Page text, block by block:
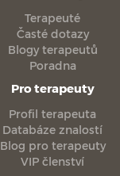
Terapeuté
Časté dotazy
Blogy terapeutů
Poradna
Pro terapeuty
Profil terapeuta
Databáze znalostí
Blog pro terapeuty
VIP členství